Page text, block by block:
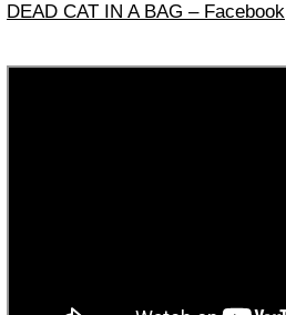
DEAD CAT IN A BAG – Facebook